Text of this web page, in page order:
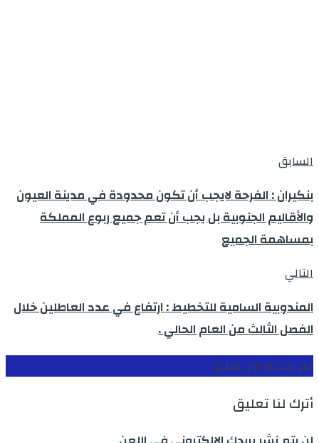
السابق
بنكيران : الفرحة لايجب أن تكون محدودة في مدينة العيون
والأقاليم الجنوبية بل يجب أن تعم جميع ربوع المملكة
بمساهمة الجميع
التالي
المندوبية السامية للتخطيط : ارتفاع في عدد العاطلين خلال
الفصل الثالث من العام الحالي .
قم بكتابة اول تعليق
أترك لنا تعليق